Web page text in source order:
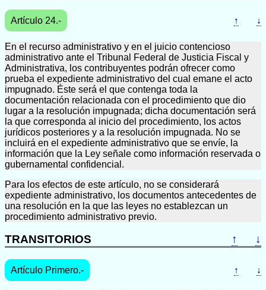
Artículo 24.- ↑ ↓
En el recurso administrativo y en el juicio contencioso
administrativo ante el Tribunal Federal de Justicia Fiscal y
Administrativa, los contribuyentes podrán ofrecer como
prueba el expediente administrativo del cual emane el acto
impugnado. Éste será el que contenga toda la
documentación relacionada con el procedimiento que dio
lugar a la resolución impugnada; dicha documentación será
la que corresponda al inicio del procedimiento, los actos
jurídicos posteriores y a la resolución impugnada. No se
incluirá en el expediente administrativo que se envíe, la
información que la Ley señale como información reservada o
gubernamental confidencial.
Para los efectos de este artículo, no se considerará
expediente administrativo, los documentos antecedentes de
una resolución en la que las leyes no establezcan un
procedimiento administrativo previo.
TRANSITORIOS ↑ ↓
Artículo Primero.- ↑ ↓